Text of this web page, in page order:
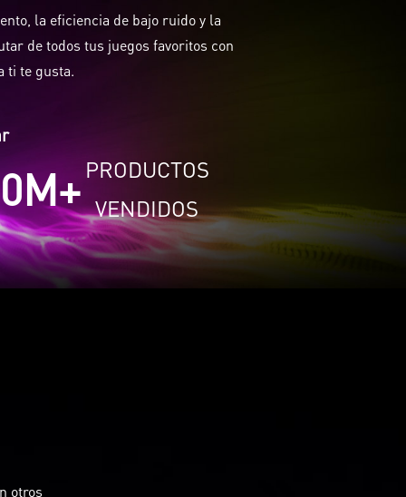
la eficiencia de bajo ruido y la
de todos tus juegos favoritos con
ti te gusta.
M+ PRODUCTOS
VENDIDOS
otros